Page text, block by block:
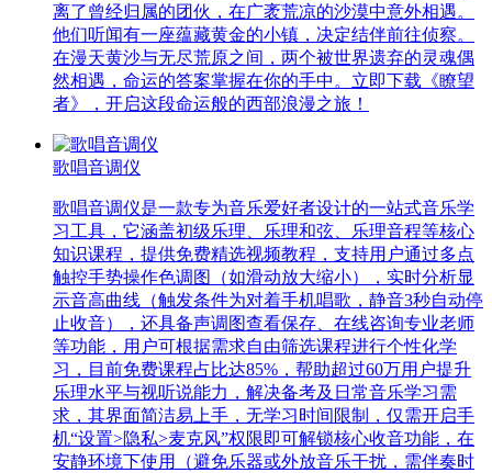
离了曾经归属的团伙，在广袤荒凉的沙漠中意外相遇。
他们听闻有一座蕴藏黄金的小镇，决定结伴前往侦察。
在漫天黄沙与无尽荒原之间，两个被世界遗弃的灵魂偶
然相遇，命运的答案掌握在你的手中。立即下载《瞭望
者》，开启这段命运般的西部浪漫之旅！
歌唱音调仪
歌唱音调仪是一款专为音乐爱好者设计的一站式音乐学
习工具，它涵盖初级乐理、乐理和弦、乐理音程等核心
知识课程，提供免费精选视频教程，支持用户通过多点
触控手势操作色调图（如滑动放大缩小），实时分析显
示音高曲线（触发条件为对着手机唱歌，静音3秒自动停
止收音），还具备声调图查看保存、在线咨询专业老师
等功能，用户可根据需求自由筛选课程进行个性化学
习，目前免费课程占比达85%，帮助超过60万用户提升
乐理水平与视听说能力，解决备考及日常音乐学习需
求，其界面简洁易上手，无学习时间限制，仅需开启手
机“设置>隐私>麦克风”权限即可解锁核心收音功能，在
安静环境下使用（避免乐器或外放音乐干扰，需伴奏时